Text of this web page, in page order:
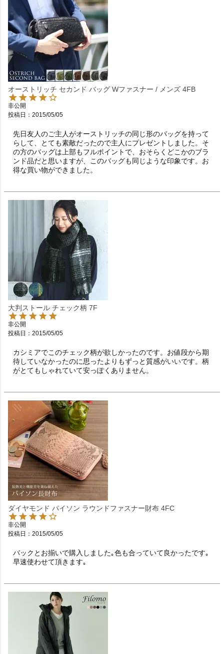
オーストリッチ セカンド バッグ Wファスナー / メンズ 4FB
非公開
投稿日
2015/05/05
先日友人のご主人がオーストリッチの同じ形のバッグを持って
らして、とても素敵だったので主人にプレゼントしました。そ
の方のバッグは上部もフルポイントで、おそらくどこかのブラ
ンド品だと思いますが、このバッグも同じような印象です。お
得な買い物ができました。
大判ストール チェック柄 7F
非公開
投稿日
2015/05/05
カシミアでこのチェック柄が欲しかったのです。お値段から期
待していなかったのに思ったよりもずっと質感がいいです。柄
がとてもしゃれていて安っぽくありません。
ダイヤモンド パイソン ラウンドファスナー財布 4FC
非公開
投稿日
2015/05/05
バックとお揃いで購入しました｡色も合っていて良かったです｡
早速使わせて頂きます｡